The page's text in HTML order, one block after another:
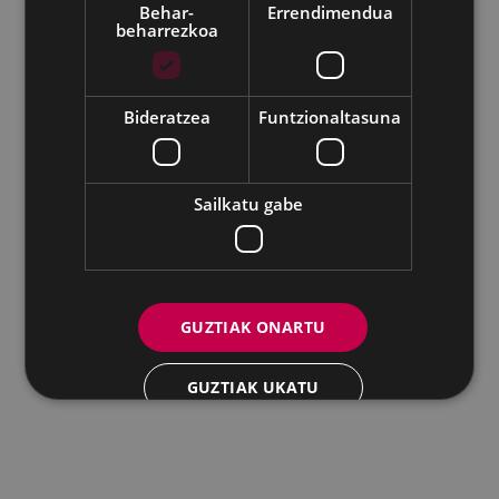
Udalaren sare sozial guztiak
Eibarko Andretxea - Isasi kalea, 11 | 20600 Eibar
Andretxea: 943 54 39 38Berdintasuna: 943 70 84 40
andretxea@eibar.eus
berdintasuna@eibar.eus
IFZ: P2003100A | DIR3 L01200300
Behar-
beharrezkoa
Errendimendua
Bideratzea Funtzionaltasuna
Sailkatu gabe
GUZTIAK ONARTU
GUZTIAK UKATU